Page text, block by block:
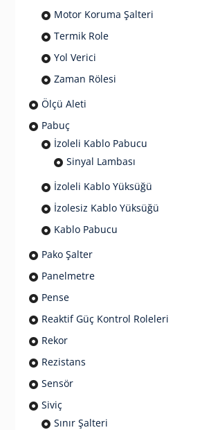
Motor Koruma Şalteri
Termik Role
Yol Verici
Zaman Rölesi
Ölçü Aleti
Pabuç
İzoleli Kablo Pabucu
Sinyal Lambası
İzoleli Kablo Yüksüğü
İzolesiz Kablo Yüksüğü
Kablo Pabucu
Pako Şalter
Panelmetre
Pense
Reaktif Güç Kontrol Roleleri
Rekor
Rezistans
Sensör
Siviç
Sınır Şalteri